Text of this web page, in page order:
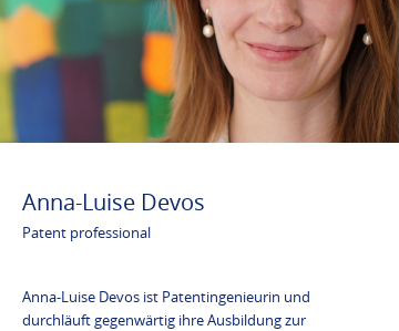
Anna-Luise Devos
Patent professional
Anna-Luise Devos ist Patentingenieurin und
durchläuft gegenwärtig ihre Ausbildung zur